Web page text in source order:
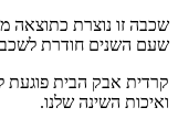
שכבה זו נוצרת כתוצאה
שעם השנים חודרת
קרדית אבק הבית פוגעת
ואיכות השינה שלנו.